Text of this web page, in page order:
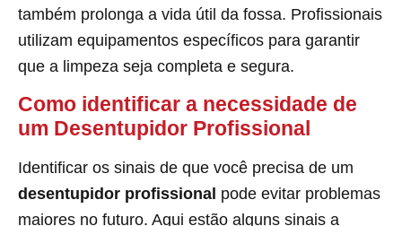
também prolonga a vida útil da fossa. Profissionais
utilizam equipamentos específicos para garantir
que a limpeza seja completa e segura.
Como identificar a necessidade de
um Desentupidor Profissional
Identificar os sinais de que você precisa de um
desentupidor profissional pode evitar problemas
maiores no futuro. Aqui estão alguns sinais a